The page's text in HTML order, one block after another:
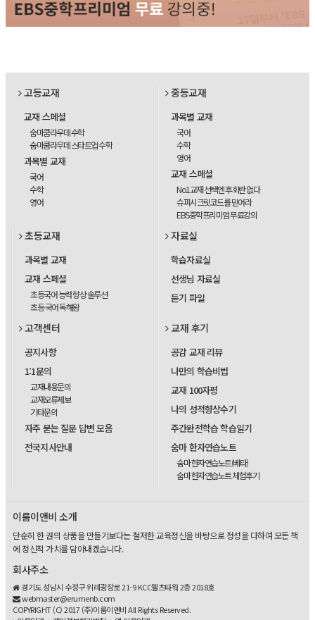
고등교재
교재 스페셜
숨마쿰라우데 수학
숨마쿰라우데 스타트업 수학
과목별 교재
국어
수학
영어
중등교재
과목별 교재
국어
수학
영어
교재 스페셜
No1교재 선택엔 후회란 없다
슈퍼시크릿코드를 믿어라
EBS중학프리미엄 무료강의
초등교재
과목별 교재
교재 스페셜
초등국어 능력 향상 솔루션
초등 국어 독해왕
자료실
학습자료실
선생님 자료실
듣기 파일
고객센터
공지사항
1:1문의
교재내용문의
교재오류제보
기타문의
자주 묻는 질문 답변 모음
전국지사안내
교재 후기
공감 교재 리뷰
나만의 학습비법
교재 100자평
나의 성적향상수기
주간완전학습 학습일기
숨마 한자연습노트
숨마 한자연습노트(베타)
숨마 한자연습노트 체험후기
이룸이앤비 소개
단순히 한 권의 상품을 만들기보다는 철저한 교육정신을 바탕으로 정성을 다하여 모든 책
에 정신적 가치를 담아내겠습니다.
회사주소
경기도 성남시 수정구 위례광장로 21-9 KCC웰츠타워 2층 2018호
webmaster@erumenb.com
COPYRIGHT (C) 2017 (주)이룸이앤비 All Rights Reserved.